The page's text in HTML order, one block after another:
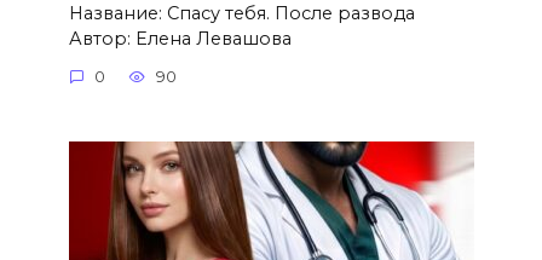
Название: Спасу тебя. После развода
Автор: Елена Левашова
0 90